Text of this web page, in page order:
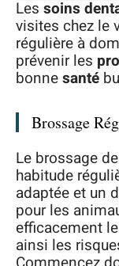
Les soins
visites chez le
régulière à
prévenir les
bonnesanté
Brossage
Le brossage
habitude
adaptée et un
pour les
efficacement le
ainsi les